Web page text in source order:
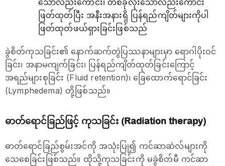
သော်လည်းကောင်း၊ တစ်ခုလုံးသော်လည်းကောင်း
ဖြတ်ထုတ်ပြီး အနီးအနားရှိ ပြန်ရည်ကျိတ်များကိုပါ
ဖြတ်ထုတ်ဖယ်ရှားခြင်းဖြစ်သည်
ခွဲစိတ်ကုသခြင်း၏ နောက်ဆက်တွဲပြဿနာများမှာ ရောဂါပိုးဝင်
ခြင်း၊ အနာမကျက်ခြင်း၊ ပြန်ရည်ကျိတ်ထုတ်ခြင်းကြောင့်
အရည်များစုခြင်း (Fluid retention)၊ ခြေထောက်ရောင်ခြင်း
(Lymphedema) တို့ဖြစ်သည်။
ဓာတ်ရောင်ခြည်ဖြင့် ကုသခြင်း (Radiation therapy)
ဓာတ်ရောင်ခြည်စွမ်းအင်ကို အသုံးပြု၍ ကင်ဆာဆဲလ်များကို
သေစေခြင်းဖြစ်သည်။ ထိုသို့ကုသခြင်းကို မခွဲစိတ်မီ ကင်ဆာ